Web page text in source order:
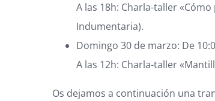
A las 18h: Charla-taller
Indumentaria).
Domingo 30 de marzo: De
A las 12h: Charla-taller
Os dejamos a continuación una